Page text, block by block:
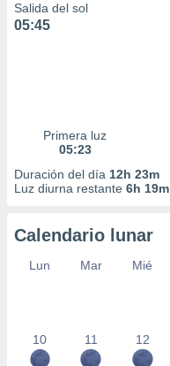
Salida del sol
05:45
Primera luz
05:23
Duración del día 12h 23m
Luz diurna restante 6h 19m
Calendario lunar
Lun Mar Mié
10 11 12